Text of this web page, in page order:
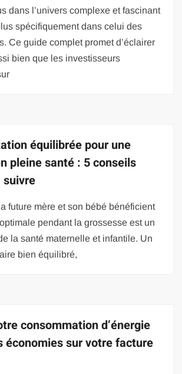
dans l’univers complexe et fascinant
spécifiquement dans celui des
Ce guide complet promet d’éclairer
bien que les investisseurs
équilibrée pour une
pleine santé : 5 conseils
suivre
future mère et son bébé bénéficient
pendant la grossesse est un
la santé maternelle et infantile. Un
bien équilibré,
consommation d’énergie
économies sur votre facture